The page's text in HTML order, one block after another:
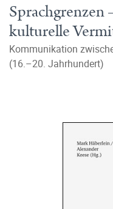
Sprachgrenzen
kulturelle
Kommunikation
(16.–20. Jahrhundert)